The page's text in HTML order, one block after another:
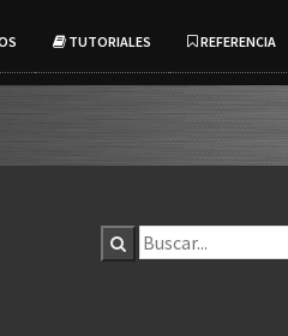
TUTORIALES REFERENCIA